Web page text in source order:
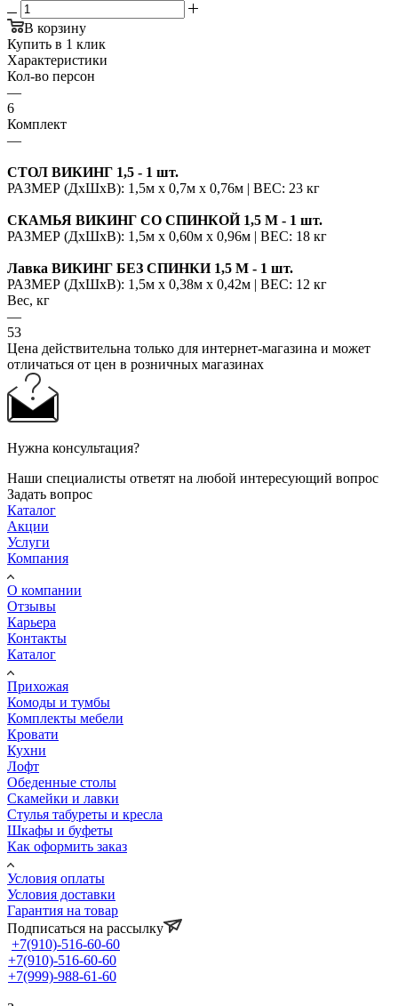
В корзину
Купить в 1 клик
Характеристики
Кол-во персон
—
6
Комплект
—
СТОЛ ВИКИНГ 1,5 - 1 шт.
РАЗМЕР (ДхШхВ): 1,5м х 0,7м х 0,76м | ВЕС: 23 кг
СКАМЬЯ ВИКИНГ СО СПИНКОЙ 1,5 М - 1 шт.
РАЗМЕР (ДхШхВ): 1,5м х 0,60м х 0,96м | ВЕС: 18 кг
Лавка ВИКИНГ БЕЗ СПИНКИ 1,5 М - 1 шт.
РАЗМЕР (ДхШхВ): 1,5м х 0,38м х 0,42м | ВЕС: 12 кг
Вес, кг
—
53
Цена действительна только для интернет-магазина и может
отличаться от цен в розничных магазинах
Нужна консультация?
Наши специалисты ответят на любой интересующий вопрос
Задать вопрос
Каталог
Акции
Услуги
Компания
О компании
Отзывы
Карьера
Контакты
Каталог
Прихожая
Комоды и тумбы
Комплекты мебели
Кровати
Кухни
Лофт
Обеденные столы
Скамейки и лавки
Стулья табуреты и кресла
Шкафы и буфеты
Как оформить заказ
Условия оплаты
Условия доставки
Гарантия на товар
Подписаться на рассылку
+7(910)-516-60-60
+7(910)-516-60-60
+7(999)-988-61-60